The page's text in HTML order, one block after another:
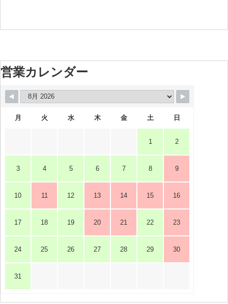
営業カレンダー
月 火 水 木 金 土 日
1 2
3 4 5 6 7 8 9
10 11 12 13 14 15 16
17 18 19 20 21 22 23
24 25 26 27 28 29 30
31